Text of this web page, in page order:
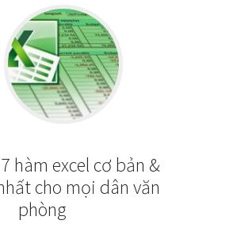
hàm excel cơ bản &
cho mọi dân văn
phòng